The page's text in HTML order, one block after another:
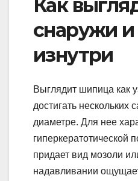
Как
снаружи
изнутри
Выглядит шипица как
достигать нескольких
диаметре. Для нее
гиперкератотической
придает вид мозоли
надавливании